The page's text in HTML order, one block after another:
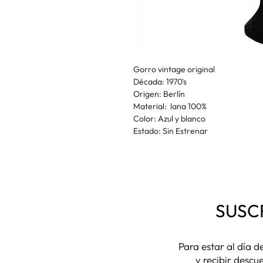
Gorro vintage original
Década: 1970's
Origen: Berlín
Material: lana 100%
Color: Azul y blanco
Estado: Sin Estrenar
Para estar al día
y recibir